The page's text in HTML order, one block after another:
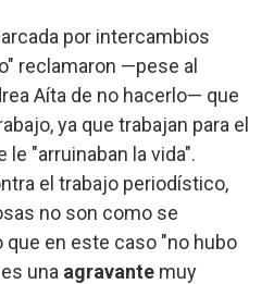
por intercambios
reclamaron —pese al
Aíta de no hacerlo— que
ya que trabajan para el
le "arruinaban la vida".
el trabajo periodístico,
no son como se
en este caso "no hubo
es una agravante muy